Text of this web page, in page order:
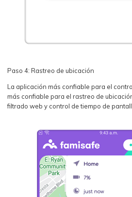
Paso 4: Rastreo de ubicación
La aplicación más confiable para el
más confiable para el rastreo de
filtrado web y control de tiempo de